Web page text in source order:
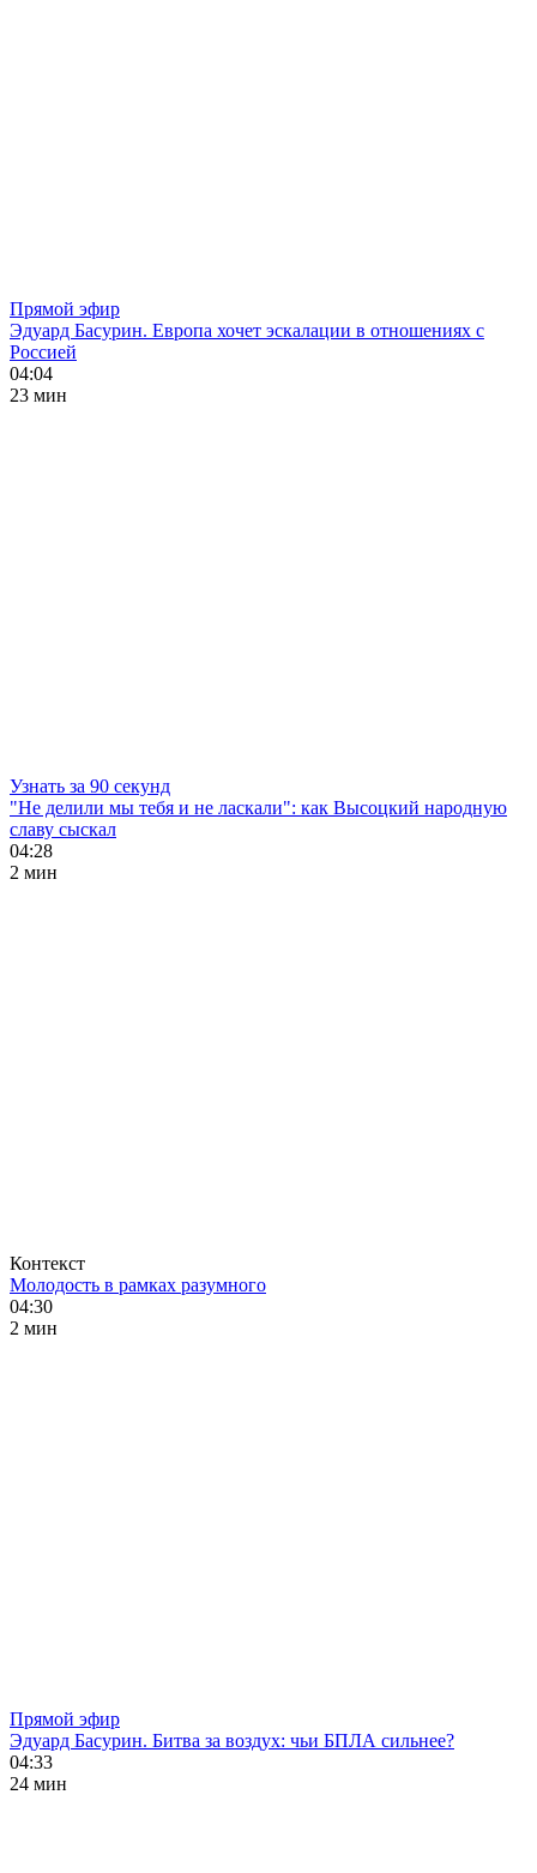
Прямой эфир
Эдуард Басурин. Европа хочет эскалации в отношениях с
Россией
04:04
23 мин
Узнать за 90 секунд
"Не делили мы тебя и не ласкали": как Высоцкий народную
славу сыскал
04:28
2 мин
Контекст
Молодость в рамках разумного
04:30
2 мин
Прямой эфир
Эдуард Басурин. Битва за воздух: чьи БПЛА сильнее?
04:33
24 мин